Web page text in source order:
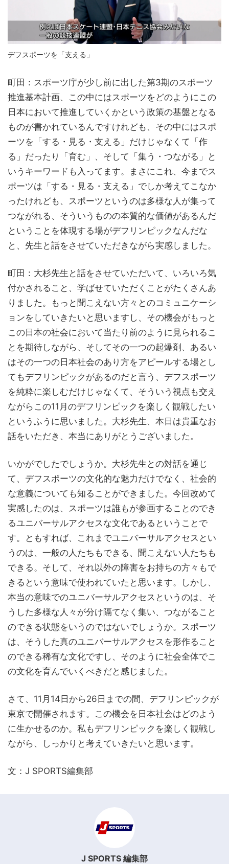
デフスポーツを「支える」
町田：スポーツ庁が少し前に出した第3期のスポーツ
推進基本計画、この中にはスポーツをどのようにこの
日本において推進していくかという政策の基盤となる
ものが書かれているんですけれども、その中にはスポ
ーツを「する・見る・支える」だけじゃなくて「作
る」だったり「育む」、そして「集う・つながる」と
いうキーワードも入ってます。まさにこれ、今までス
ポーツは「する・見る・支える」でしか考えてこなか
ったけれども、スポーツというのは多様な人が集って
つながれる、そういうものの本質的な価値があるんだ
ということを体現する場がデフリンピックなんだな
と、先生と話をさせていただきながら実感しました。
町田：大杉先生と話をさせていただいて、いろいろ気
付かされること、学ばせていただくことがたくさんあ
りました。もっと聞こえない方々とのコミュニケーシ
ョンをしていきたいと思いますし、その機会がもっと
この日本の社会において当たり前のように見られるこ
とを期待しながら、そしてその一つの起爆剤、あるい
はその一つの日本社会のあり方をアピールする場とし
てもデフリンピックがあるのだと言う、デフスポーツ
を純粋に楽しむだけじゃなくて、そういう視点も交え
ながらこの11月のデフリンピックを楽しく観戦したい
というふうに思いました。大杉先生、本日は貴重なお
話をいただき、本当にありがとうございました。
いかがでしたでしょうか。大杉先生との対話を通じ
て、デフスポーツの文化的な魅力だけでなく、社会的
な意義についても知ることができました。今回改めて
実感したのは、スポーツは誰もが参画することのでき
るユニバーサルアクセスな文化であるということで
す。ともすれば、これまでユニバーサルアクセスとい
うのは、一般の人たちもできる、聞こえない人たちも
できる。そして、それ以外の障害をお持ちの方々もで
きるという意味で使われていたと思います。しかし、
本当の意味でのユニバーサルアクセスというのは、そ
うした多様な人々が分け隔てなく集い、つながること
のできる状態をいうのではないでしょうか。スポーツ
は、そうした真のユニバーサルアクセスを形作ること
のできる稀有な文化ですし、そのように社会全体でこ
の文化を育んでいくべきだと感じました。
さて、11月14日から26日までの間、デフリンピックが
東京で開催されます。この機会を日本社会はどのよう
に生かせるのか。私もデフリンピックを楽しく観戦し
ながら、しっかりと考えていきたいと思います。
文：J SPORTS編集部
J SPORTS 編集部